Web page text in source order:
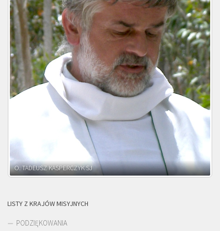
O. ADNRZEJ LEŚNIARA SJ
LISTY Z KRAJÓW MISYJNYCH
PODZIĘKOWANIA